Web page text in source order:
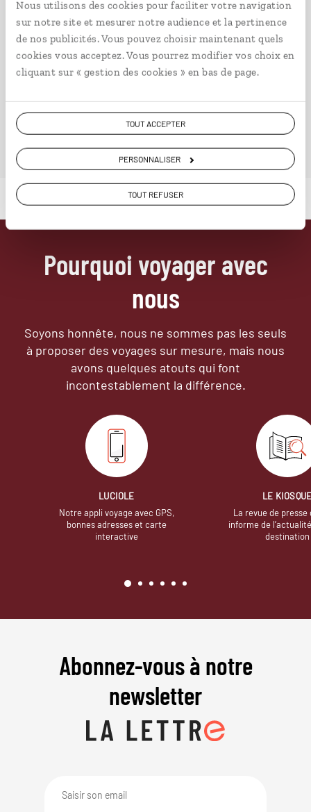
Nous utilisons des cookies pour faciliter votre navigation
sur notre site et mesurer notre audience et la pertinence
de nos publicités. Vous pouvez choisir maintenant quels
cookies vous acceptez. Vous pourrez modifier vos choix en
cliquant sur « gestion des cookies » en bas de page.
TOUT ACCEPTER
PERSONNALISER
TOUT REFUSER
OUEST
Pourquoi voyager avec
nous
Soyons honnête, nous ne sommes pas les seuls
à proposer des voyages sur mesure, mais nous
avons quelques atouts qui font
incontestablement la différence.
LUCIOLE
Notre appli voyage avec GPS,
bonnes adresses et carte
interactive
LE
La revue de presse
informe de
destination
Abonnez-vous à notre
newsletter